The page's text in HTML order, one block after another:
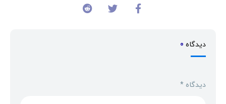
دیدگاه 0
دیدگاه *